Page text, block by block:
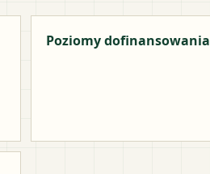
Poziomy dofinansowania